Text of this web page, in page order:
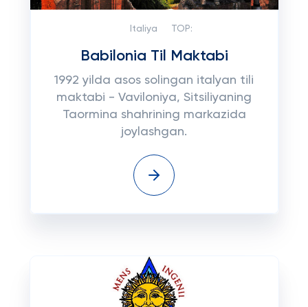
Italiya TOP:
Babilonia Til Maktabi
1992 yilda asos solingan italyan tili
maktabi - Vaviloniya, Sitsiliyaning
Taormina shahrining markazida
joylashgan.